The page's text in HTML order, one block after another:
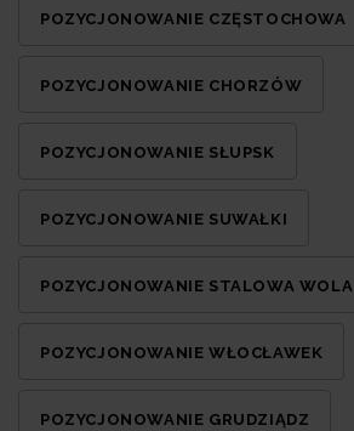
POZYCJONOWANIE CZĘSTOCHOWA
POZYCJONOWANIE CHORZÓW
POZYCJONOWANIE SŁUPSK
POZYCJONOWANIE SUWAŁKI
POZYCJONOWANIE STALOWA WOLA
POZYCJONOWANIE WŁOCŁAWEK
POZYCJONOWANIE GRUDZIĄDZ